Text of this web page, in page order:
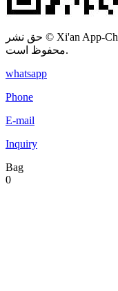
حق نشر © Xi'an App-Chem Bio(Tech) Co., Ltd. کلیه حقوق
محفوظ است.
whatsapp
Phone
E-mail
Inquiry
Bag
0